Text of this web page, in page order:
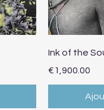
Ink of the
Prix
€1,900.00